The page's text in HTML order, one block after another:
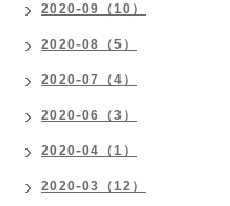
2020-09（10）
2020-08（5）
2020-07（4）
2020-06（3）
2020-04（1）
2020-03（12）